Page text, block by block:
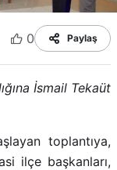
0 Paylaş
İsmail Tekaüt
toplantıya,
ilçe başkanları,